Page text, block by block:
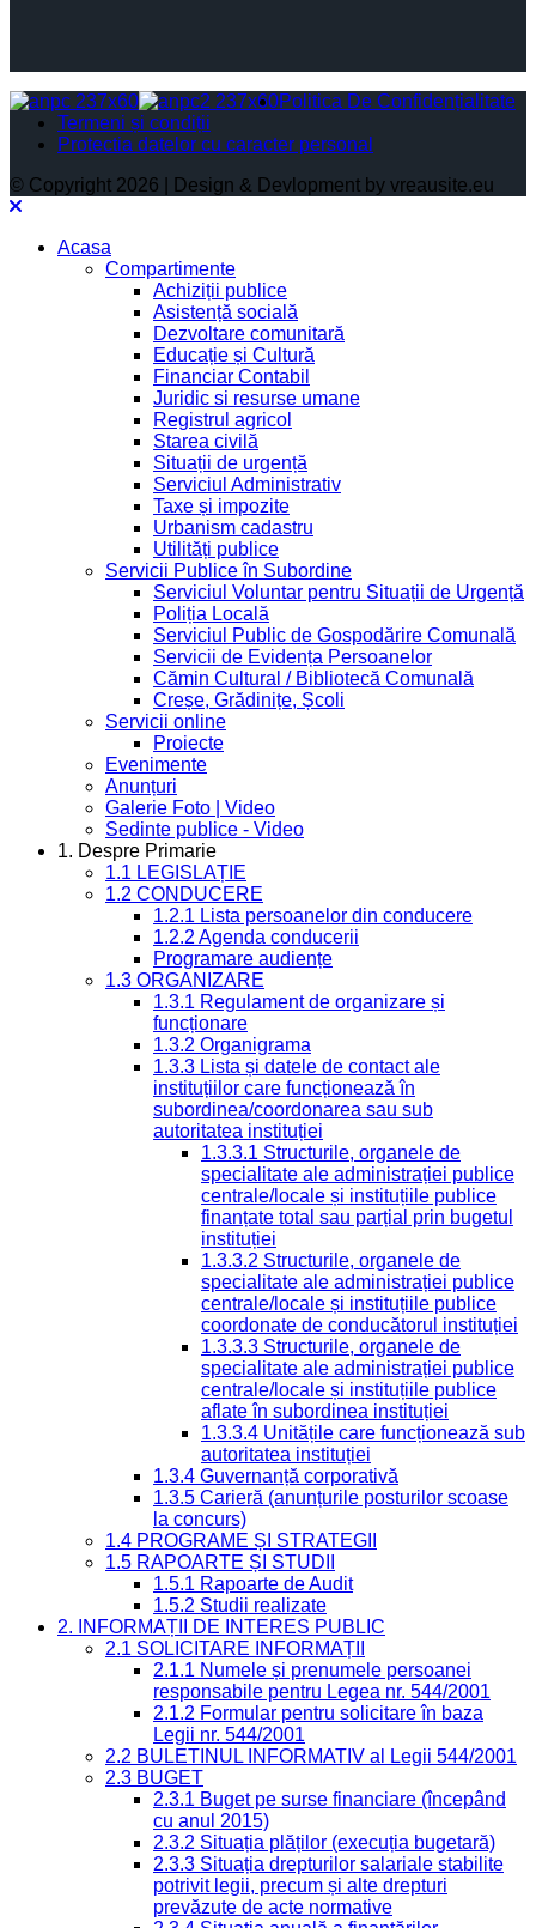
Politica De Confidențialitate
Termeni și condiții
Protectia datelor cu caracter personal
© Copyright 2026 | Design & Devlopment by vreausite.eu
Acasa
Compartimente
Achiziții publice
Asistență socială
Dezvoltare comunitară
Educație și Cultură
Financiar Contabil
Juridic si resurse umane
Registrul agricol
Starea civilă
Situații de urgență
Serviciul Administrativ
Taxe și impozite
Urbanism cadastru
Utilități publice
Servicii Publice în Subordine
Serviciul Voluntar pentru Situații de Urgență
Poliția Locală
Serviciul Public de Gospodărire Comunală
Servicii de Evidența Persoanelor
Cămin Cultural / Bibliotecă Comunală
Creșe, Grădinițe, Școli
Servicii online
Proiecte
Evenimente
Anunțuri
Galerie Foto | Video
Sedinte publice - Video
1. Despre Primarie
1.1 LEGISLAȚIE
1.2 CONDUCERE
1.2.1 Lista persoanelor din conducere
1.2.2 Agenda conducerii
Programare audiențe
1.3 ORGANIZARE
1.3.1 Regulament de organizare și
funcționare
1.3.2 Organigrama
1.3.3 Lista și datele de contact ale
instituțiilor care funcționează în
subordinea/coordonarea sau sub
autoritatea instituției
1.3.3.1 Structurile, organele de
specialitate ale administrației publice
centrale/locale și instituțiile publice
finanțate total sau parțial prin bugetul
instituției
1.3.3.2 Structurile, organele de
specialitate ale administrației publice
centrale/locale și instituțiile publice
coordonate de conducătorul instituției
1.3.3.3 Structurile, organele de
specialitate ale administrației publice
centrale/locale și instituțiile publice
aflate în subordinea instituției
1.3.3.4 Unitățile care funcționează sub
autoritatea instituției
1.3.4 Guvernanță corporativă
1.3.5 Carieră (anunțurile posturilor scoase
la concurs)
1.4 PROGRAME ȘI STRATEGII
1.5 RAPOARTE ȘI STUDII
1.5.1 Rapoarte de Audit
1.5.2 Studii realizate
2. INFORMAȚII DE INTERES PUBLIC
2.1 SOLICITARE INFORMAȚII
2.1.1 Numele și prenumele persoanei
responsabile pentru Legea nr. 544/2001
2.1.2 Formular pentru solicitare în baza
Legii nr. 544/2001
2.2 BULETINUL INFORMATIV al Legii 544/2001
2.3 BUGET
2.3.1 Buget pe surse financiare (începând
cu anul 2015)
2.3.2 Situația plăților (execuția bugetară)
2.3.3 Situația drepturilor salariale stabilite
potrivit legii, precum și alte drepturi
prevăzute de acte normative